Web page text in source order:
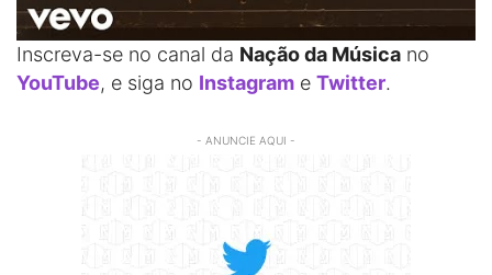
Inscreva-se no canal da Nação da Música no
YouTube, e siga no Instagram e Twitter.
- ANUNCIE AQUI -